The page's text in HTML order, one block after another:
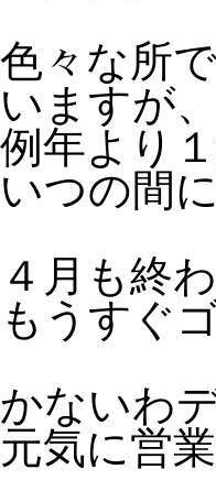
色々な所
いますが
例年より
いつの間
４月も終
もうすぐ
かないわ
元気に営